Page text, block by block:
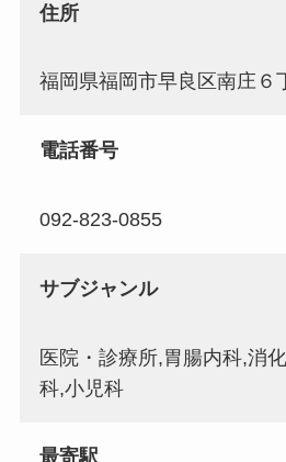
住所
福岡県福岡市早良区南庄６
電話番号
092-823-0855
サブジャンル
医院・診療所,胃腸内科,消
科,小児科
最寄駅